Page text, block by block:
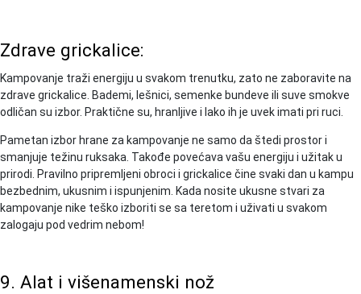
Zdrave grickalice:
Kampovanje traži energiju u svakom trenutku, zato ne zaboravite na
zdrave grickalice. Bademi, lešnici, semenke bundeve ili suve smokve
odličan su izbor. Praktične su, hranljive i lako ih je uvek imati pri ruci.
Pametan izbor hrane za kampovanje ne samo da štedi prostor i
smanjuje težinu ruksaka. Takođe povećava vašu energiju i užitak u
prirodi. Pravilno pripremljeni obroci i grickalice čine svaki dan u kampu
bezbednim, ukusnim i ispunjenim. Kada nosite ukusne stvari za
kampovanje nike teško izboriti se sa teretom i uživati u svakom
zalogaju pod vedrim nebom!
9. Alat i višenamenski nož